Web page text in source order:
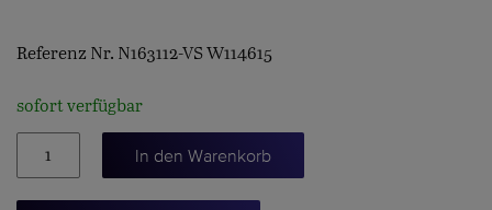
Referenz Nr. N163112-VS W114615
sofort verfügbar
43cm.
In den Warenkorb